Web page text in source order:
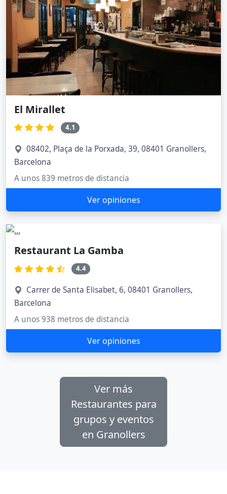
El Mirallet
4.1
08402, Plaça de la Porxada, 39, 08401 Granollers,
Barcelona
A unos 839 metros de distancia
Ver opiniones
Restaurant La Gamba
4.4
Carrer de Santa Elisabet, 6, 08401 Granollers,
Barcelona
A unos 938 metros de distancia
Ver opiniones
Ver más
Restaurantes para
grupos y eventos
en Granollers